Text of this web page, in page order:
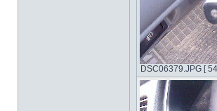
DSC06379.JPG [